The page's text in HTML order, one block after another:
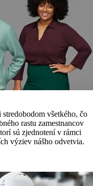
všetkého, čo
rastu zamestnancov
sú zjednotení v rámci
výziev nášho odvetvia.